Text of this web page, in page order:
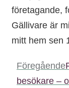
företagande,
Gällivare är
mitt hem sen
Föregående
besökare –